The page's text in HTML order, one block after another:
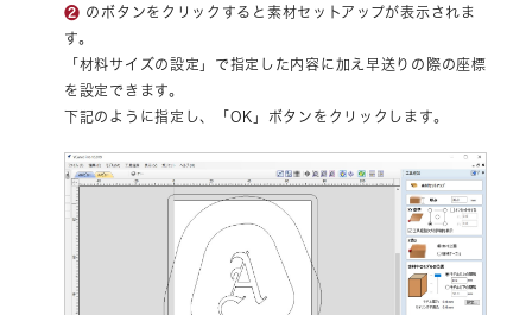
❷ のボタンをクリックすると素材セットアップが表示されま
す。
「材料サイズの設定」で指定した内容に加え早送りの際の座標
を設定できます。
下記のように指定し、「OK」ボタンをクリックします。